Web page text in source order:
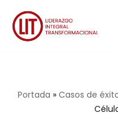
Saltar
Portada » Casos de